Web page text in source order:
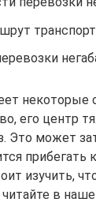
некоторые
его центр
может
изучить,
в